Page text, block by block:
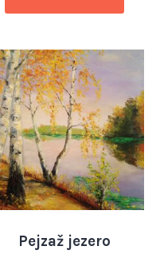
Pejzaž jezero